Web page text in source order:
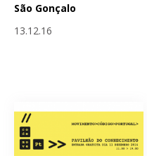
São Gonçalo
13.12.16